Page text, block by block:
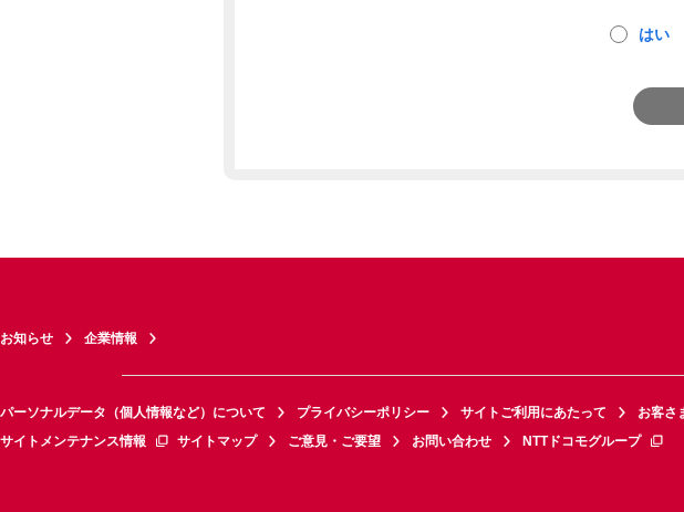
はい
お知らせ 企業情報
パーソナルデータ（個人情報など）について プライバシーポリシー サイトご利用にあたって お客さ
サイトメンテナンス情報
サイトマップ ご意見・ご要望 お問い合わせ NTTドコモグループ